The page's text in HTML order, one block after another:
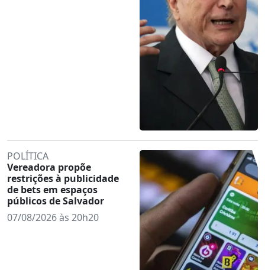
POLÍTICA
Vereadora propõe
restrições à publicidade
de bets em espaços
públicos de Salvador
07/08/2026 às 20h20